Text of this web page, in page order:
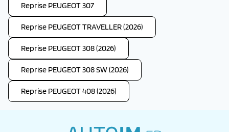
Reprise PEUGEOT 307
Reprise PEUGEOT TRAVELLER (2026)
Reprise PEUGEOT 308 (2026)
Reprise PEUGEOT 308 SW (2026)
Reprise PEUGEOT 408 (2026)